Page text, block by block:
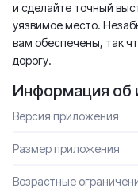
и сделайте точный
уязвимое место.
вам обеспечены, так
дорогу.
Информация об
Версия приложения
Размер приложения
Возрастные